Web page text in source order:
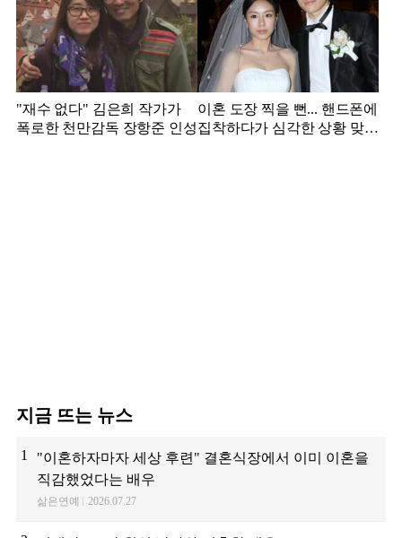
"재수 없다" 김은희 작가가
폭로한 천만감독 장항준 인성
이혼 도장 찍을 뻔... 핸드폰에
집착하다가 심각한 상황 맞은
지금 뜨는 뉴스
1
"이혼하자마자 세상 후련" 결혼식장에서 이미 이혼을
직감했었다는 배우
삶은연예 2026.07.27